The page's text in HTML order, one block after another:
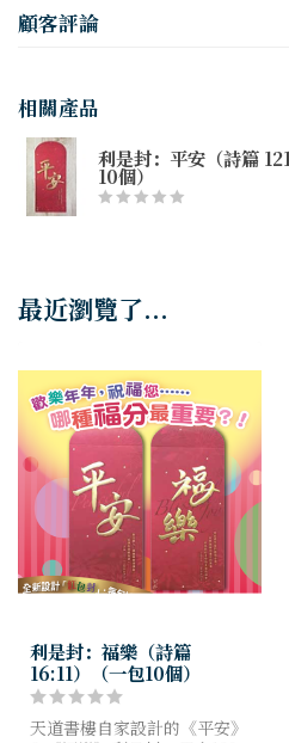
顧客評論
相關產品
利是封：平安（詩篇
10個）
最近瀏覽了...
利是封：福樂（詩篇
16:11）（一包10個）
天道書樓自家設計的《平安》